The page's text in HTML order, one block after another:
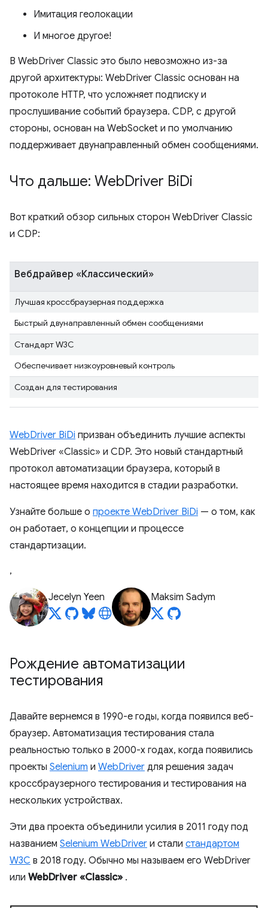
Имитация геолокации
И многое другое!
В WebDriver Classic это было невозможно из-за
другой архитектуры: WebDriver Classic основан на
протоколе HTTP, что усложняет подписку и
прослушивание событий браузера. CDP, с другой
стороны, основан на WebSocket и по умолчанию
поддерживает двунаправленный обмен сообщениями.
Что дальше: WebDriver BiDi
Вот краткий обзор сильных сторон WebDriver Classic
и CDP:
Вебдрайвер «Классический»
Лучшая кроссбраузерная поддержка
Быстрый двунаправленный обмен сообщениями
Стандарт W3C
Обеспечивает низкоуровневый контроль
Создан для тестирования
WebDriver BiDi призван объединить лучшие аспекты
WebDriver «Classic» и CDP. Это новый стандартный
протокол автоматизации браузера, который в
настоящее время находится в стадии разработки.
Узнайте больше о проекте WebDriver BiDi — о том, как
он работает, о концепции и процессе
стандартизации.
,
Jecelyn Yeen Maksim Sadym
Рождение автоматизации
тестирования
Давайте вернемся в 1990-е годы, когда появился веб-
браузер. Автоматизация тестирования стала
реальностью только в 2000-х годах, когда появились
проекты Selenium и WebDriver для решения задач
кроссбраузерного тестирования и тестирования на
нескольких устройствах.
Эти два проекта объединили усилия в 2011 году под
названием Selenium WebDriver и стали стандартом
W3C в 2018 году. Обычно мы называем его WebDriver
или WebDriver «Classic» .